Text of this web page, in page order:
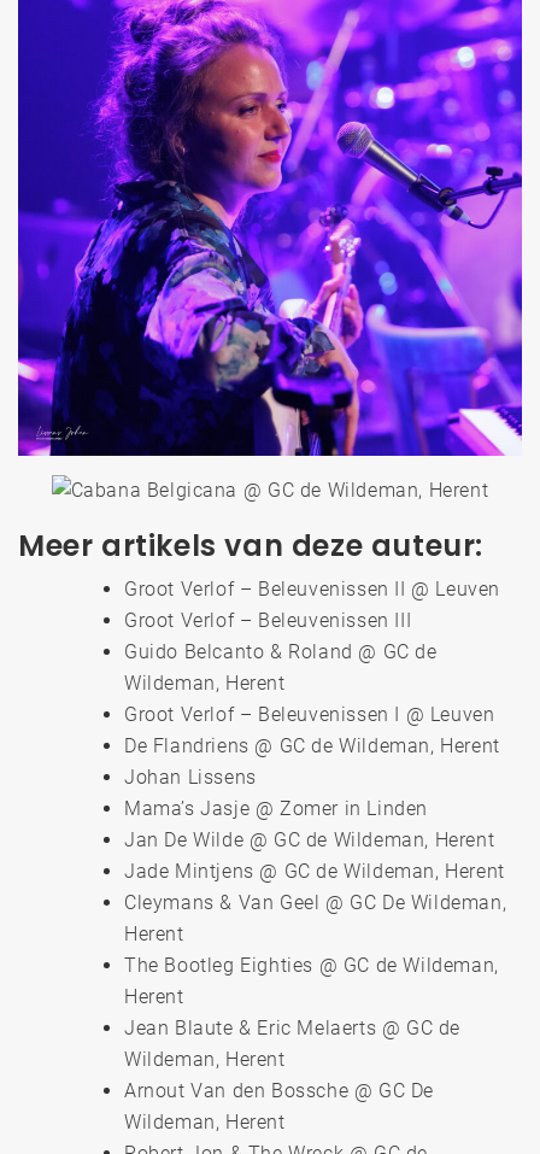
Meer artikels van deze auteur:
Groot Verlof – Beleuvenissen II @ Leuven
Groot Verlof – Beleuvenissen III
Guido Belcanto & Roland @ GC de
Wildeman, Herent
Groot Verlof – Beleuvenissen I @ Leuven
De Flandriens @ GC de Wildeman, Herent
Johan Lissens
Mama’s Jasje @ Zomer in Linden
Jan De Wilde @ GC de Wildeman, Herent
Jade Mintjens @ GC de Wildeman, Herent
Cleymans & Van Geel @ GC De Wildeman,
Herent
The Bootleg Eighties @ GC de Wildeman,
Herent
Jean Blaute & Eric Melaerts @ GC de
Wildeman, Herent
Arnout Van den Bossche @ GC De
Wildeman, Herent